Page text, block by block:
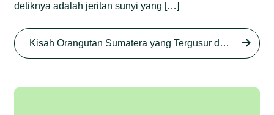
Sumatera di Rawa Tripa
Junaidi Hanafiah 27 Agu 2025
Begini Modus Perburuan
detiknya adalah jeritan sunyi yang […]
Kisah Orangutan Sumatera yang Tergusur dari Rumah Sendiri series